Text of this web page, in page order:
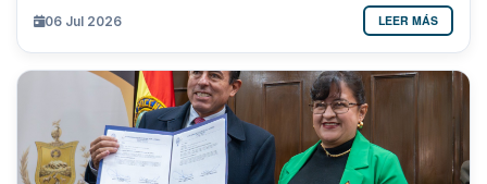
06 Jul 2026 LEER MÁS